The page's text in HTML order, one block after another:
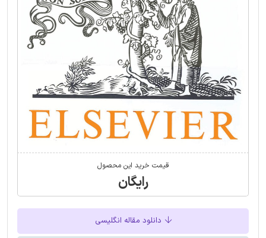
قیمت خرید این محصول
رایگان
دانلود مقاله انگلیسی